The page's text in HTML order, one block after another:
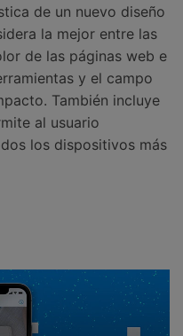
de un nuevo diseño
la mejor entre las
de las páginas web e
y el campo
También incluye
al usuario
los dispositivos más